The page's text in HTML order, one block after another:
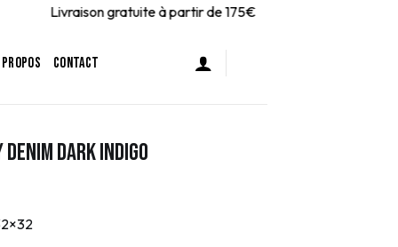
Livraison gratuite à partir de 175€
CONTACT
Dark Indigo